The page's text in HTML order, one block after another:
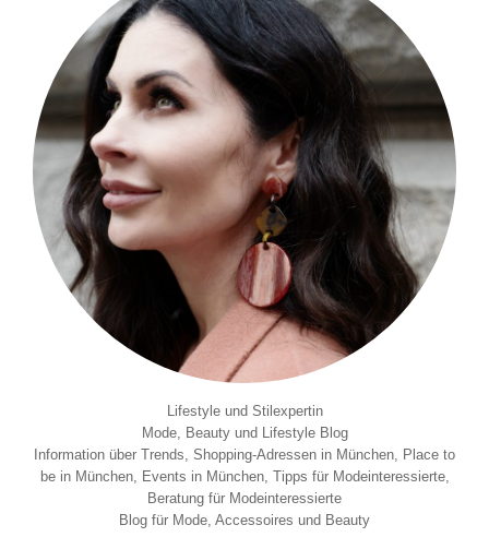
Lifestyle und Stilexpertin
Mode, Beauty und Lifestyle Blog
Information über Trends, Shopping-Adressen in München, Place to
be in München, Events in München, Tipps für Modeinteressierte,
Beratung für Modeinteressierte
Blog für Mode, Accessoires und Beauty